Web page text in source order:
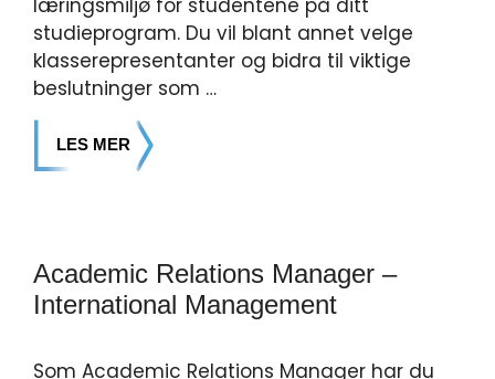
læringsmiljø for studentene på ditt
studieprogram. Du vil blant annet velge
klasserepresentanter og bidra til viktige
beslutninger som …
LES MER
Academic Relations Manager –
International Management
Som Academic Relations Manager har du